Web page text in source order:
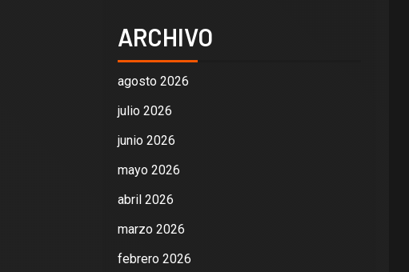
ARCHIVO
agosto 2026
julio 2026
junio 2026
mayo 2026
abril 2026
marzo 2026
febrero 2026